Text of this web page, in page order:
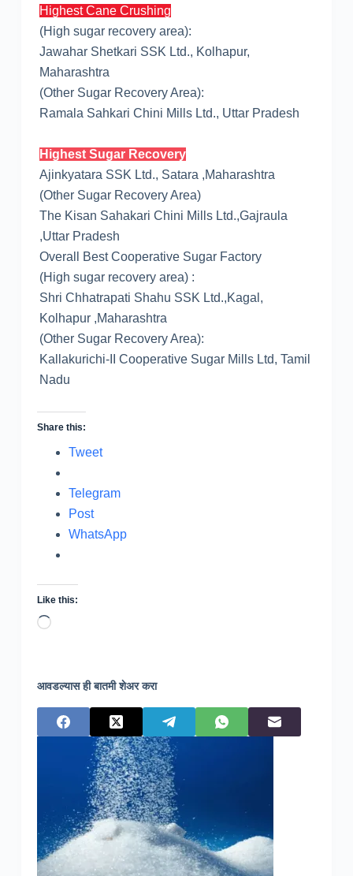
Highest Cane Crushing
(High sugar recovery area):
Jawahar Shetkari SSK Ltd., Kolhapur,
Maharashtra
(Other Sugar Recovery Area):
Ramala Sahkari Chini Mills Ltd., Uttar Pradesh
Highest Sugar Recovery
Ajinkyatara SSK Ltd., Satara ,Maharashtra
(Other Sugar Recovery Area)
The Kisan Sahakari Chini Mills Ltd.,Gajraula
,Uttar Pradesh
Overall Best Cooperative Sugar Factory
(High sugar recovery area) :
Shri Chhatrapati Shahu SSK Ltd.,Kagal,
Kolhapur ,Maharashtra
(Other Sugar Recovery Area):
Kallakurichi-II Cooperative Sugar Mills Ltd, Tamil
Nadu
Share this:
Tweet
Telegram
Post
WhatsApp
Like this:
Loading…
आवडल्यास ही बातमी शेअर करा